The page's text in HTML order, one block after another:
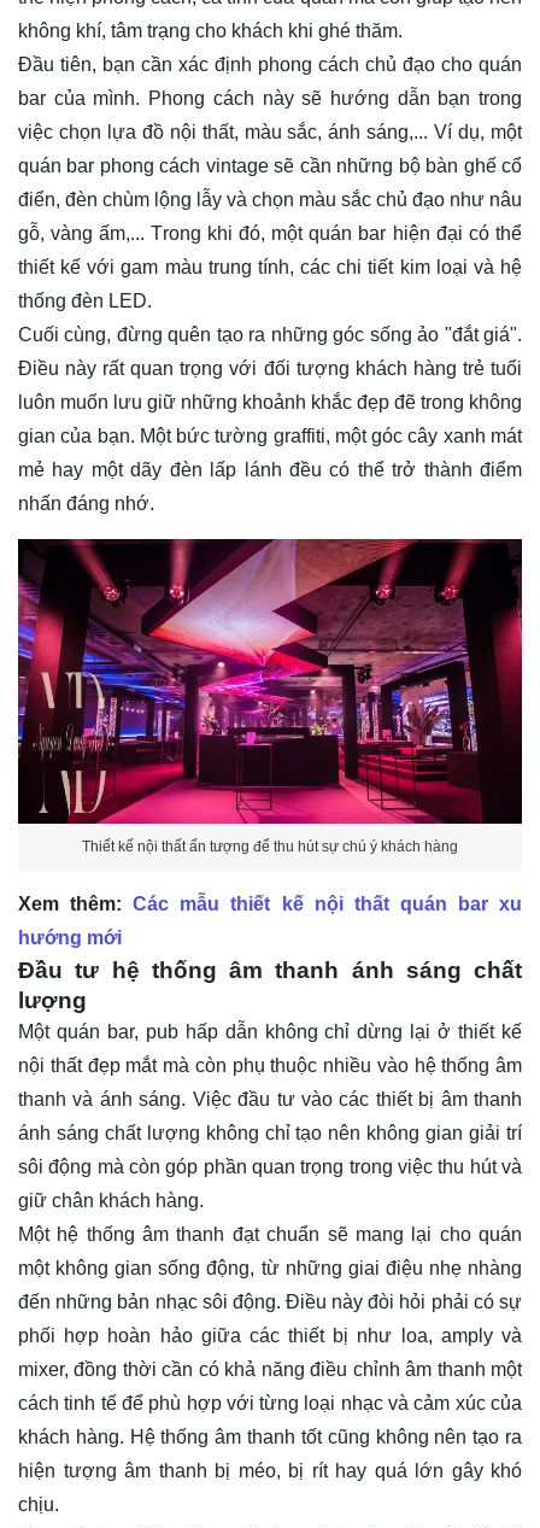
không khí, tâm trạng cho khách khi ghé thăm.
Đầu tiên, bạn cần xác định phong cách chủ đạo cho quán
bar của mình. Phong cách này sẽ hướng dẫn bạn trong
việc chọn lựa đồ nội thất, màu sắc, ánh sáng,... Ví dụ, một
quán bar phong cách vintage sẽ cần những bộ bàn ghế cổ
điển, đèn chùm lộng lẫy và chọn màu sắc chủ đạo như nâu
gỗ, vàng ấm,... Trong khi đó, một quán bar hiện đại có thể
thiết kế với gam màu trung tính, các chi tiết kim loại và hệ
thống đèn LED.
Cuối cùng, đừng quên tạo ra những góc sống ảo "đắt giá".
Điều này rất quan trọng với đối tượng khách hàng trẻ tuổi
luôn muốn lưu giữ những khoảnh khắc đẹp đẽ trong không
gian của bạn. Một bức tường graffiti, một góc cây xanh mát
mẻ hay một dãy đèn lấp lánh đều có thể trở thành điểm
nhấn đáng nhớ.
Thiết kế nội thất ấn tượng để thu hút sự chú ý khách hàng
Xem thêm: Các mẫu thiết kế nội thất quán bar xu
hướng mới
Đầu tư hệ thống âm thanh ánh sáng chất
lượng
Một quán bar, pub hấp dẫn không chỉ dừng lại ở thiết kế
nội thất đẹp mắt mà còn phụ thuộc nhiều vào hệ thống âm
thanh và ánh sáng. Việc đầu tư vào các thiết bị âm thanh
ánh sáng chất lượng không chỉ tạo nên không gian giải trí
sôi động mà còn góp phần quan trọng trong việc thu hút và
giữ chân khách hàng.
Một hệ thống âm thanh đạt chuẩn sẽ mang lại cho quán
một không gian sống động, từ những giai điệu nhẹ nhàng
đến những bản nhạc sôi động. Điều này đòi hỏi phải có sự
phối hợp hoàn hảo giữa các thiết bị như loa, amply và
mixer, đồng thời cần có khả năng điều chỉnh âm thanh một
cách tinh tế để phù hợp với từng loại nhạc và cảm xúc của
khách hàng. Hệ thống âm thanh tốt cũng không nên tạo ra
hiện tượng âm thanh bị méo, bị rít hay quá lớn gây khó
chịu.